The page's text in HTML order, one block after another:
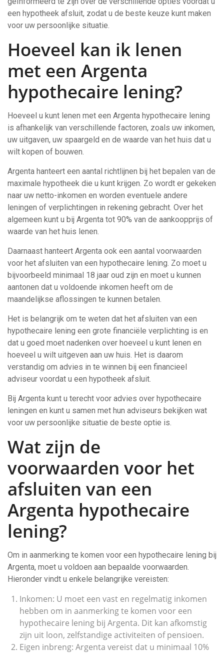
een hypotheek afsluit, zodat u de beste keuze kunt maken
voor uw persoonlijke situatie.
Hoeveel kan ik lenen
met een Argenta
hypothecaire lening?
Hoeveel u kunt lenen met een Argenta hypothecaire lening
is afhankelijk van verschillende factoren, zoals uw inkomen,
uw uitgaven, uw spaargeld en de waarde van het huis dat u
wilt kopen of bouwen.
Argenta hanteert een aantal richtlijnen bij het bepalen van de
maximale hypotheek die u kunt krijgen. Zo wordt er gekeken
naar uw netto-inkomen en worden eventuele andere
leningen of verplichtingen in rekening gebracht. Over het
algemeen kunt u bij Argenta tot 90% van de aankoopprijs of
waarde van het huis lenen.
Daarnaast hanteert Argenta ook een aantal voorwaarden
voor het afsluiten van een hypothecaire lening. Zo moet u
bijvoorbeeld minimaal 18 jaar oud zijn en moet u kunnen
aantonen dat u voldoende inkomen heeft om de
maandelijkse aflossingen te kunnen betalen.
Het is belangrijk om te weten dat het afsluiten van een
hypothecaire lening een grote financiële verplichting is en
dat u goed moet nadenken over hoeveel u kunt lenen en
hoeveel u wilt uitgeven aan uw huis. Het is daarom
verstandig om advies in te winnen bij een financieel
adviseur voordat u een hypotheek afsluit.
Bij Argenta kunt u terecht voor advies over hypothecaire
leningen en kunt u samen met hun adviseurs bekijken wat
voor uw persoonlijke situatie de beste optie is.
Wat zijn de
voorwaarden voor het
afsluiten van een
Argenta hypothecaire
lening?
Om in aanmerking te komen voor een hypothecaire lening bij
Argenta, moet u voldoen aan bepaalde voorwaarden.
Hieronder vindt u enkele belangrijke vereisten:
Inkomen: U moet een vast en regelmatig inkomen
hebben om in aanmerking te komen voor een
hypothecaire lening bij Argenta. Dit kan afkomstig
zijn uit loon, zelfstandige activiteiten of pensioen.
Eigen inbreng: Argenta vereist dat u minimaal 10%